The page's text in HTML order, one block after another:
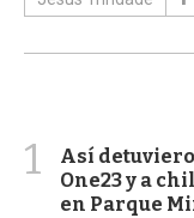
1
Así
One23 y a
en Parque